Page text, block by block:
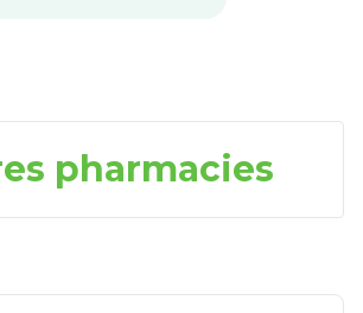
pharmacies